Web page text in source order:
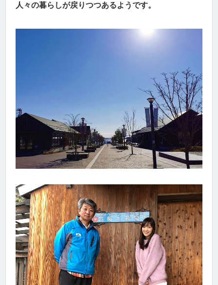
人々の暮らしが戻りつつあるようです。